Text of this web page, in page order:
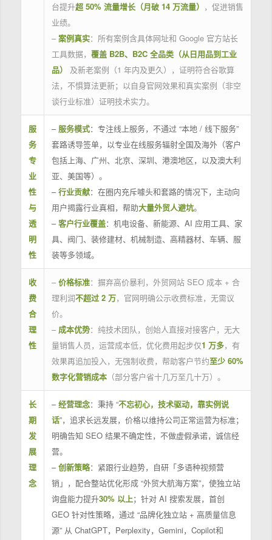
台提升超 50% 流量增长（月破 14 万流量） ，促进销售
业绩。
– 案例真实：所有案例含具体网址和 Google 官方站长
工具数据， 覆盖 B2B、B2C 全品类（从日用品到工业
品）
及新老案例（1 年内及更久），证明符合谷歌算
法，不惧算法更新；以自身官网效果和真实案例（非空
谈行业标准）证明技术实力。
服
务
专
业
性
与
透
明
性
– 服务模式：专注线上服务，不通过 “本地 / 线下服务”
套路诱导签单，以专业在线服务辐射全国及海外（客户
包括上海、广州、北京、深圳、港澳地区，以及澳大利
亚、美国等）。
–行业贡献：在圈内充斥噱头和套路的情况下，主动向
用户揭露行业真相，帮助大量外贸人避坑。
–客户行业覆盖：机电设备、新能源、AI 应用工具、家
具、阀门、装修建材、机械制造、高精器材、车辆、服
装等多领域。
收
费
合
理
性
– 价格标准：摒弃高价暴利，外贸网站 SEO 成本 + 合
理利润不超过 2 万，官网明确公示收费标准，无需议
价。
– 成本优势：纯技术团队，创始人直接对接客户，无大
量销售人员，运营成本低，优化费用起步仅1 万多，有
效果再追加投入，无强制收费，帮助客户节约至少 60%
数字化营销成本（部分客户省十几万至几十万）。
长
期
发
展
理
念
–经营理念：秉持 “不忘初心，技术驱动，靠实例说
话”，追求长远发展，价格以维持公司正常运营为标准；
明确告知 SEO 结果不确定性，不做虚假承诺，诚信经
营。
–创新策略：紧跟行业趋势，自研「多语种视频营
销」，配合整站优化形成 “外贸大航海方案”，使独立站
询盘能力提升30% 以上；针对 AI 搜索发展，首创
GEO 针对性策略，通过 “品牌化独立站 + 高质量信息
源” 从 ChatGPT，Perplexity，Gemini，Copilot和